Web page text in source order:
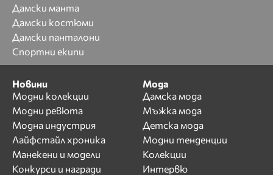
Дамски манта
Дамски костюми
Дамски панталони
Спортни екипи
Новини
Модни колекции
Модни ревюта
Модна индустрия
Лайфстайл хроника
Манекени и модели
Конкурси и награди
Мода
Дамска мода
Мъжка мода
Детска мода
Модни тенденции
Колекции
Интервю